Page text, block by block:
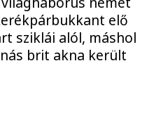
elő
sziklái alól, máshol
brit akna került